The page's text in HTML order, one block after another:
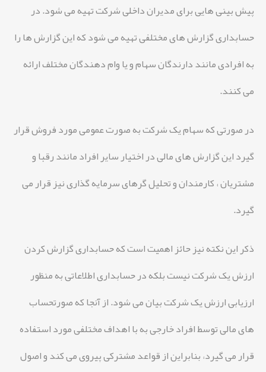
پیش بینی هایی برای مدیران داخلی شرکت تهیه می شود. در
حسابداری گزارش های مختلفی تهیه می شود که این گزارش ها را
به افرادی مانند دارندگان سهام و یا وام دهندگان مختلف ارائه
می کنند.
در صورتی که سهام یک شرکت به صورت عمومی مورد فروش قرار
گیرد این گزارش های مالی در اختیار سایر افراد مانند رقبا و
مشتریان ، کارمندان و تحلیل گرهای سرمایه گذاری نیز قرار می
گیرد.
ذکر این نکته نیز حائز اهمیت است که حسابداری گزارش کردن
ارزش یک شرکت نیست بلکه در حسابداری اطلاعاتی به منظور
ارزیابی ارزش یک شرکت بیان می شود. از آنجا که صورتحساب
های مالی توسط افراد خارجی به با اهداف مختلفی مورد استفاده
قرار می گیرد، بنابراین از قواعد مشترکی پیروی می کند و اصول